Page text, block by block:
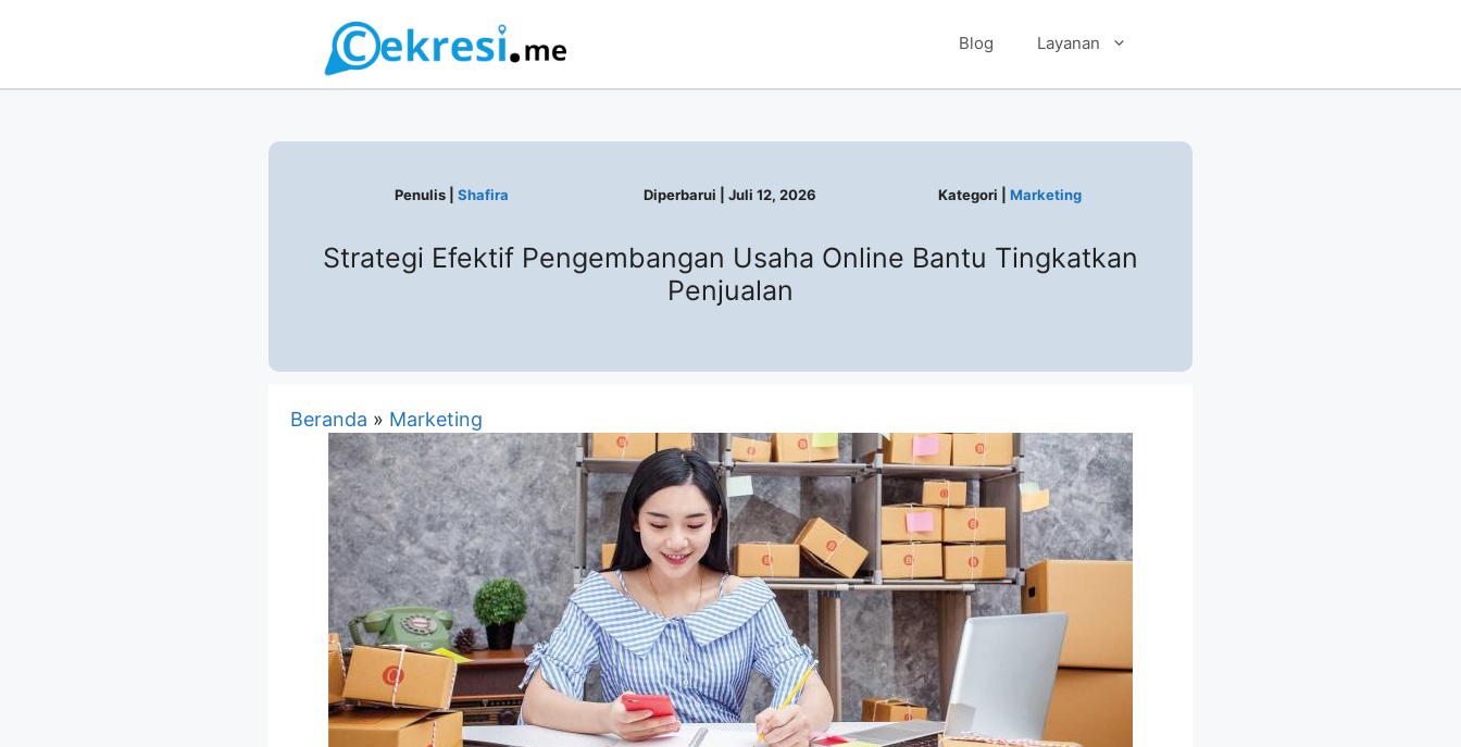
Blog Layanan
Penulis | Shafira Diperbarui |Juli 12, 2026 Kategori | Marketing
Strategi Efektif Pengembangan Usaha Online Bantu Tingkatkan
Penjualan
Beranda » Marketing